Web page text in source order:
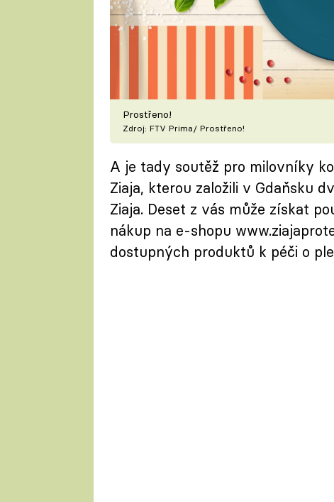
Prostřeno!
Zdroj: FTV Prima/ Prostřeno!
A je tady soutěž pro milovníky
Ziaja, kterou založili v Gdaňsku
Ziaja. Deset z vás může získat
nákup na e-shopu
dostupných produktů k péči o